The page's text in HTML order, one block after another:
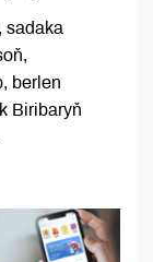
sadaka
berlen
Biribaryň